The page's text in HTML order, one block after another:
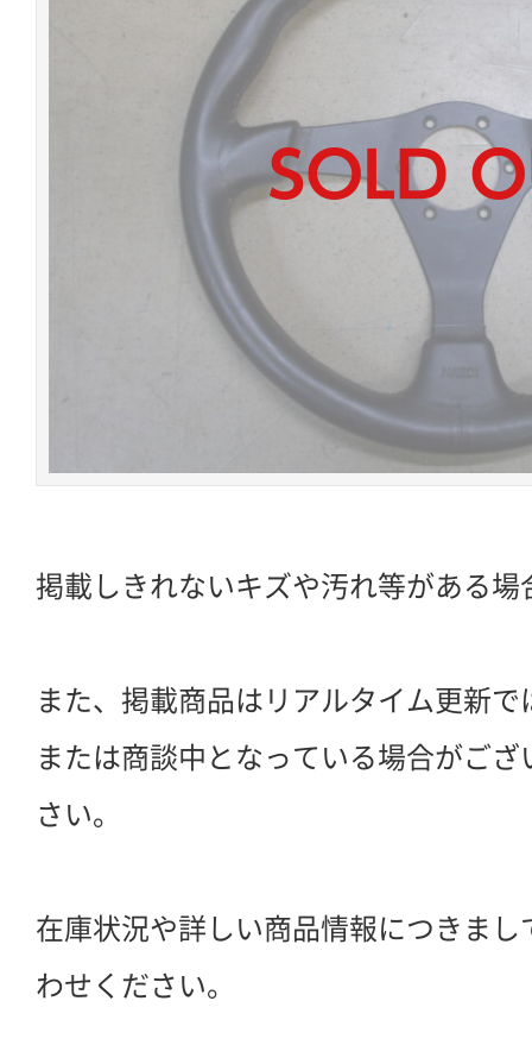
掲載しきれないキズや汚れ等がある場
また、掲載商品はリアルタイム更新
または商談中となっている場合がご
さい。
在庫状況や詳しい商品情報につきま
わせください。